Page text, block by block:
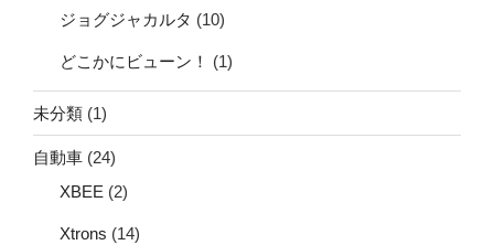
ジョグジャカルタ (10)
どこかにビューン！ (1)
未分類 (1)
自動車 (24)
XBEE (2)
Xtrons (14)